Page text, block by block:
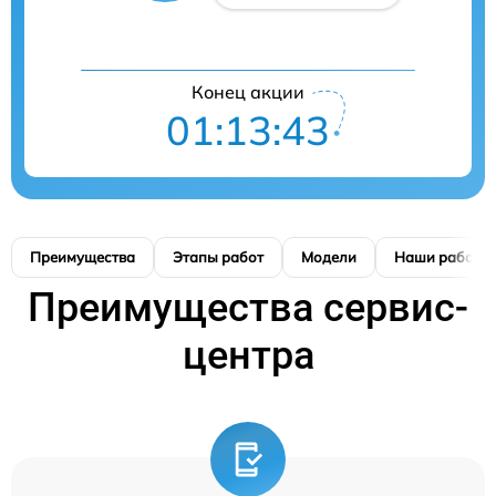
Конец акции
01:13:42
Преимущества Этапы работ Модели Наши работы
Преимущества сервис-
центра